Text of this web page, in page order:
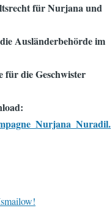
für Nurjana und
Ausländerbehörde im
für die Geschwister